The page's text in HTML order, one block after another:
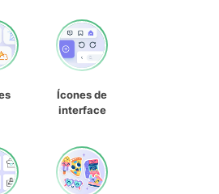
Ícones de
interface